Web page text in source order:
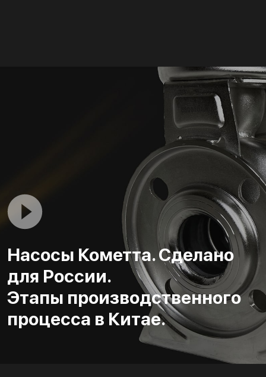
Насосы Кометта. Сделано
для России.
Этапы производственного
процесса в Китае.